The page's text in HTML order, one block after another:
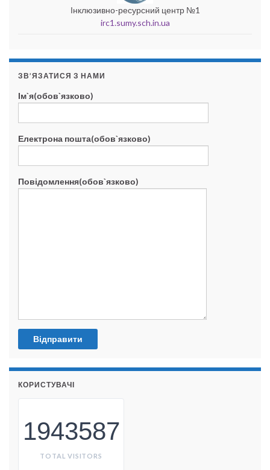
Інклюзивно-ресурсний центр №1
irc1.sumy.sch.in.ua
ЗВ’ЯЗАТИСЯ З НАМИ
Ім`я(обов`язково)
Електрона пошта(обов`язково)
Повідомлення(обов`язково)
КОРИСТУВАЧІ
1943587
TOTAL VISITORS